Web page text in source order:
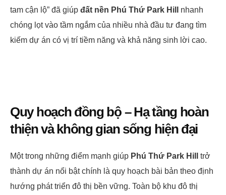
tam cận lộ” đã giúp đất nền Phú Thứ Park Hill
nhanh
chóng lọt vào tầm ngắm của nhiều nhà đầu tư đang tìm
kiếm dự án có vị trí tiềm năng và khả năng sinh lời cao.
Quy hoạch đồng bộ – Hạ tầng hoàn
thiện và không gian sống hiện đại
Một trong những điểm mạnh giúp Phú Thứ Park Hill
trở
thành dự án nổi bật chính là quy hoạch bài bản theo định
hướng phát triển đô thị bền vững. Toàn bộ khu đô thị